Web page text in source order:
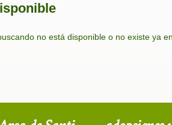
no está disponible o no existe ya